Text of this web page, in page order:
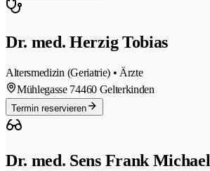
Dr. med. Herzig Tobias
Altersmedizin (Geriatrie) • Ärzte
Mühlegasse 74460 Gelterkinden
Termin reservieren
Dr. med. Sens Frank Michael